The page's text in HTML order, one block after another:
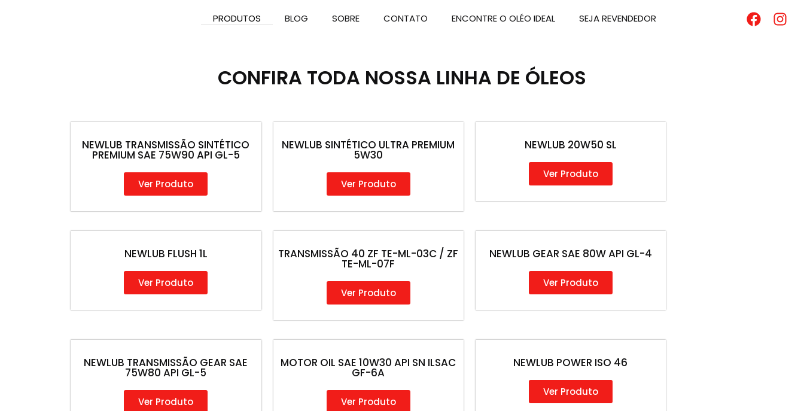
PRODUTOS BLOG SOBRE CONTATO ENCONTRE O OLÉO IDEAL SEJA REVENDEDOR
CONFIRA TODA NOSSA LINHA DE ÓLEOS
NEWLUB TRANSMISSÃO SINTÉTICO
PREMIUM SAE 75W90 API GL-5
Ver Produto
NEWLUB SINTÉTICO ULTRA PREMIUM
5W30
Ver Produto
NEWLUB 20W50 SL
Ver Produto
NEWLUB FLUSH 1L
Ver Produto
TRANSMISSÃO 40 ZF TE-ML-03C / ZF
TE-ML-07F
Ver Produto
NEWLUB GEAR SAE 80W API GL-4
Ver Produto
NEWLUB TRANSMISSÃO GEAR SAE
75W80 API GL-5
Ver Produto
MOTOR OIL SAE 10W30 API SN ILSAC
GF-6A
Ver Produto
NEWLUB POWER ISO 46
Ver Produto